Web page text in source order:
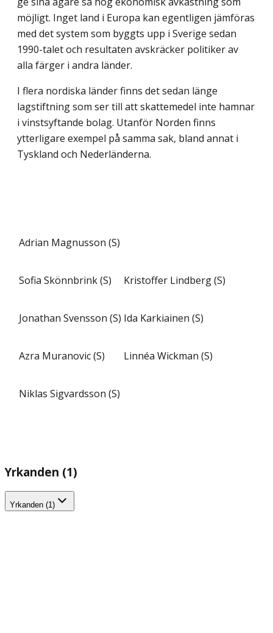
möjligt. Inget land i Europa kan egentligen jämföras
med det system som byggts upp i Sverige sedan
1990-talet och resultaten avskräcker politiker av
alla färger i andra länder.
I flera nordiska länder finns det sedan länge
lagstiftning som ser till att skattemedel inte hamnar
i vinstsyftande bolag. Utanför Norden finns
ytterligare exempel på samma sak, bland annat i
Tyskland och Nederländerna.
Adrian Magnusson (S)
Sofia Skönnbrink (S) Kristoffer Lindberg (S)
Jonathan Svensson (S) Ida Karkiainen (S)
Azra Muranovic (S) Linnéa Wickman (S)
Niklas Sigvardsson (S)
Yrkanden (1)
Yrkanden (1)